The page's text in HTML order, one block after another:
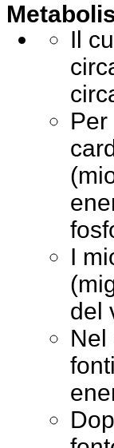
Il
I
del
Nel